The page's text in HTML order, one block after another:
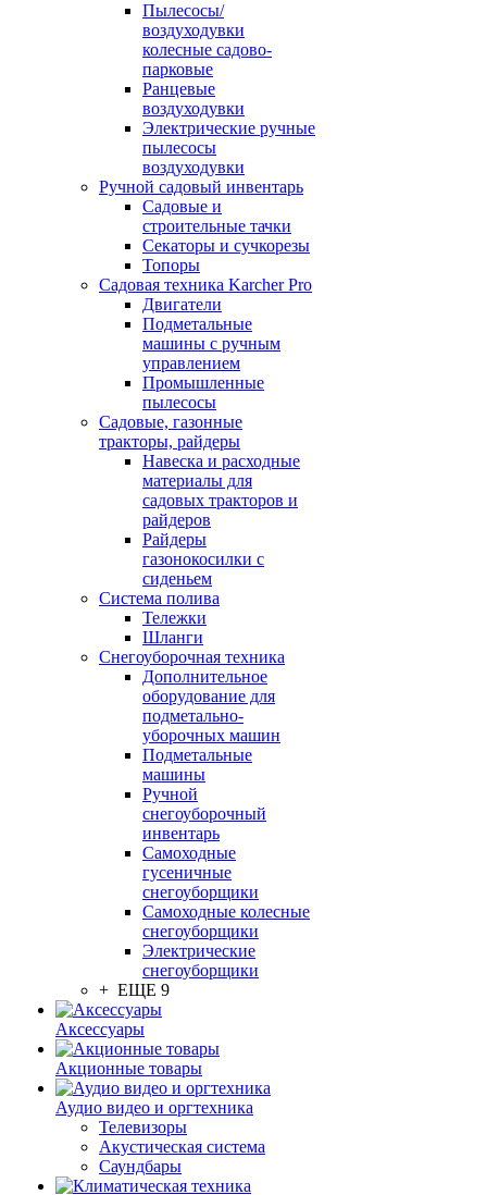
Пылесосы/
воздуходувки
колесные садово-
парковые
Ранцевые
воздуходувки
Электрические ручные
пылесосы
воздуходувки
Ручной садовый инвентарь
Садовые и
строительные тачки
Секаторы и сучкорезы
Топоры
Садовая техника Karcher Pro
Двигатели
Подметальные
машины с ручным
управлением
Промышленные
пылесосы
Садовые, газонные
тракторы, райдеры
Навеска и расходные
материалы для
садовых тракторов и
райдеров
Райдеры
газонокосилки с
сиденьем
Система полива
Тележки
Шланги
Снегоуборочная техника
Дополнительное
оборудование для
подметально-
уборочных машин
Подметальные
машины
Ручной
снегоуборочный
инвентарь
Самоходные
гусеничные
снегоуборщики
Самоходные колесные
снегоуборщики
Электрические
снегоуборщики
+ ЕЩЕ 9
Аксессуары
Акционные товары
Аудио видео и оргтехника
Телевизоры
Акустическая система
Саундбары